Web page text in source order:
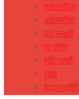
कला/साहित्य
अर्थ/वाणीज्य
धर्म/संस्कृति
पत्र-पत्रिका
फोटो ग्यलरी
रोचक
विज्ञान/प्राविधि